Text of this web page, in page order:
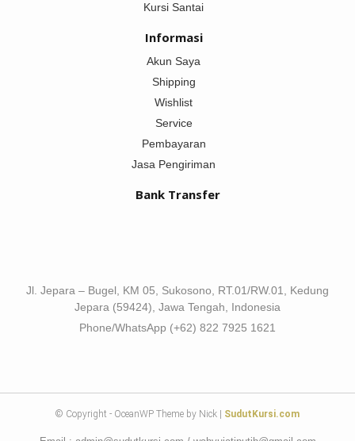
Kursi Santai
Informasi
Akun Saya
Shipping
Wishlist
Service
Pembayaran
Jasa Pengiriman
Bank Transfer
Jl. Jepara – Bugel, KM 05, Sukosono, RT.01/RW.01, Kedung
Jepara (59424), Jawa Tengah, Indonesia
Phone/WhatsApp (+62) 822 7925 1621
© Copyright - OceanWP Theme by Nick | SudutKursi.com